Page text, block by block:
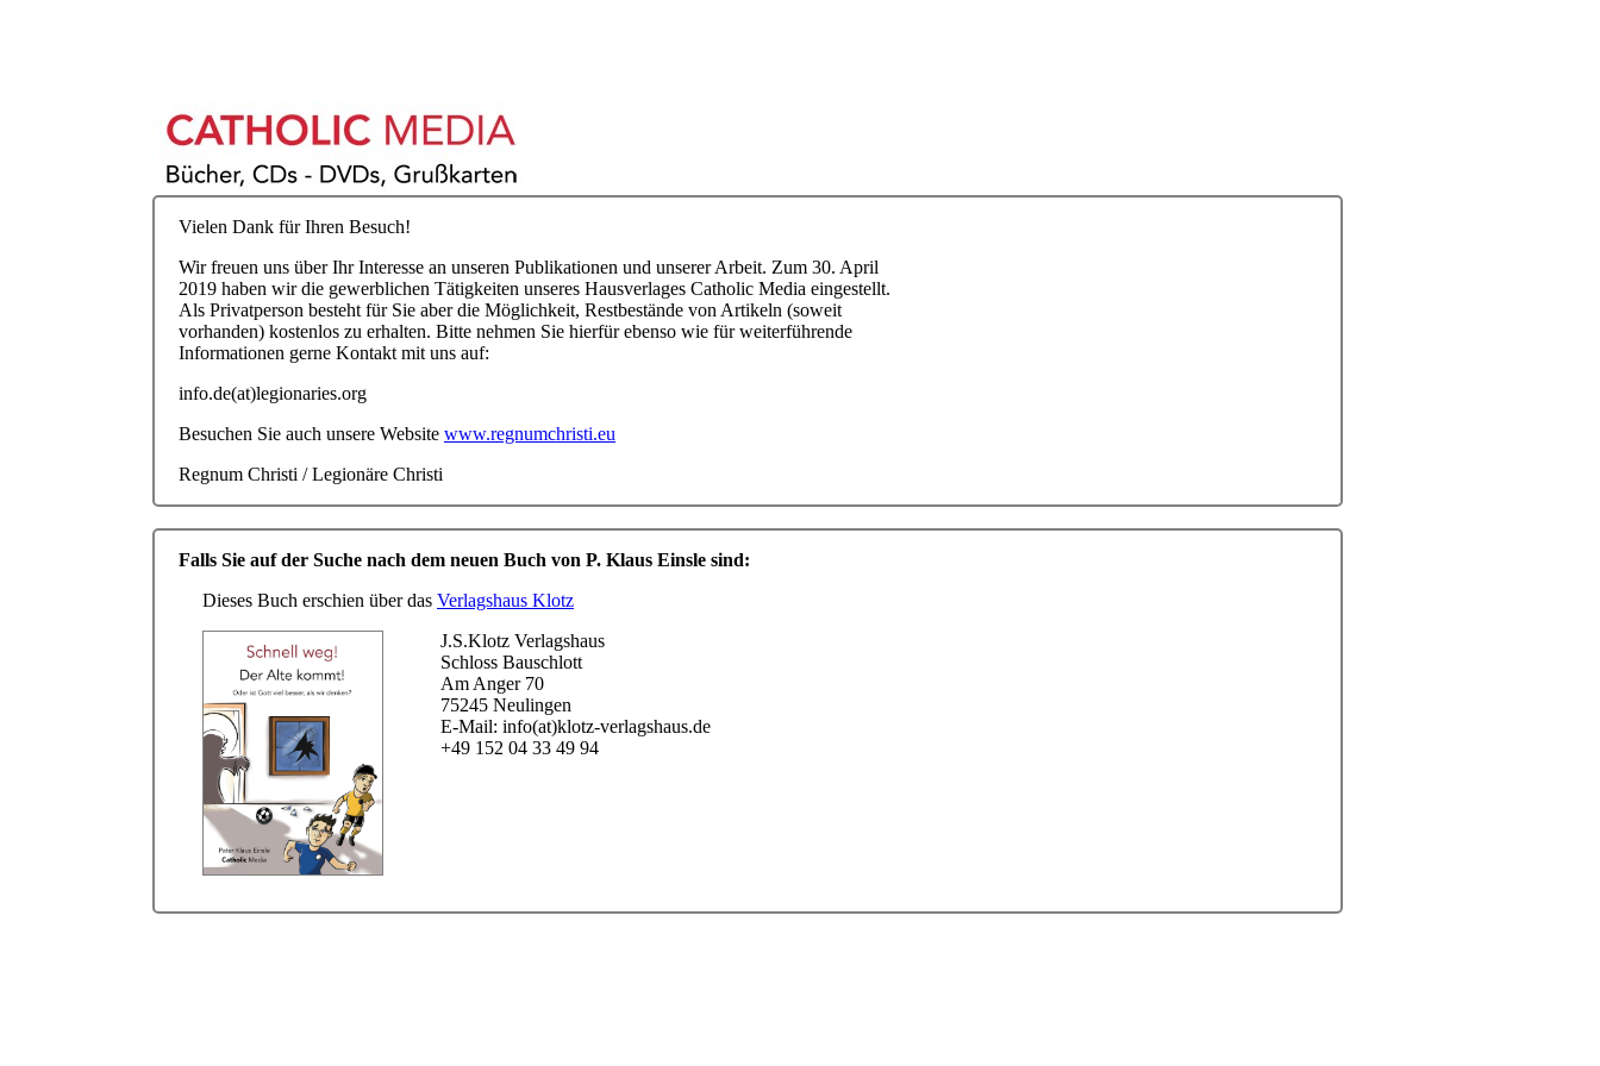
Vielen Dank für Ihren Besuch!
Wir freuen uns über Ihr Interesse an unseren Publikationen und unserer Arbeit. Zum 30. April
2019 haben wir die gewerblichen Tätigkeiten unseres Hausverlages Catholic Media eingestellt.
Als Privatperson besteht für Sie aber die Möglichkeit, Restbestände von Artikeln (soweit
vorhanden) kostenlos zu erhalten. Bitte nehmen Sie hierfür ebenso wie für weiterführende
Informationen gerne Kontakt mit uns auf:
info.de(at)legionaries.org
Besuchen Sie auch unsere Website www.regnumchristi.eu
Regnum Christi / Legionäre Christi
Falls Sie auf der Suche nach dem neuen Buch von P. Klaus Einsle sind:
Dieses Buch erschien über das Verlagshaus Klotz
J.S.Klotz Verlagshaus
Schloss Bauschlott
Am Anger 70
75245 Neulingen
E-Mail: info(at)klotz-verlagshaus.de
+49 152 04 33 49 94